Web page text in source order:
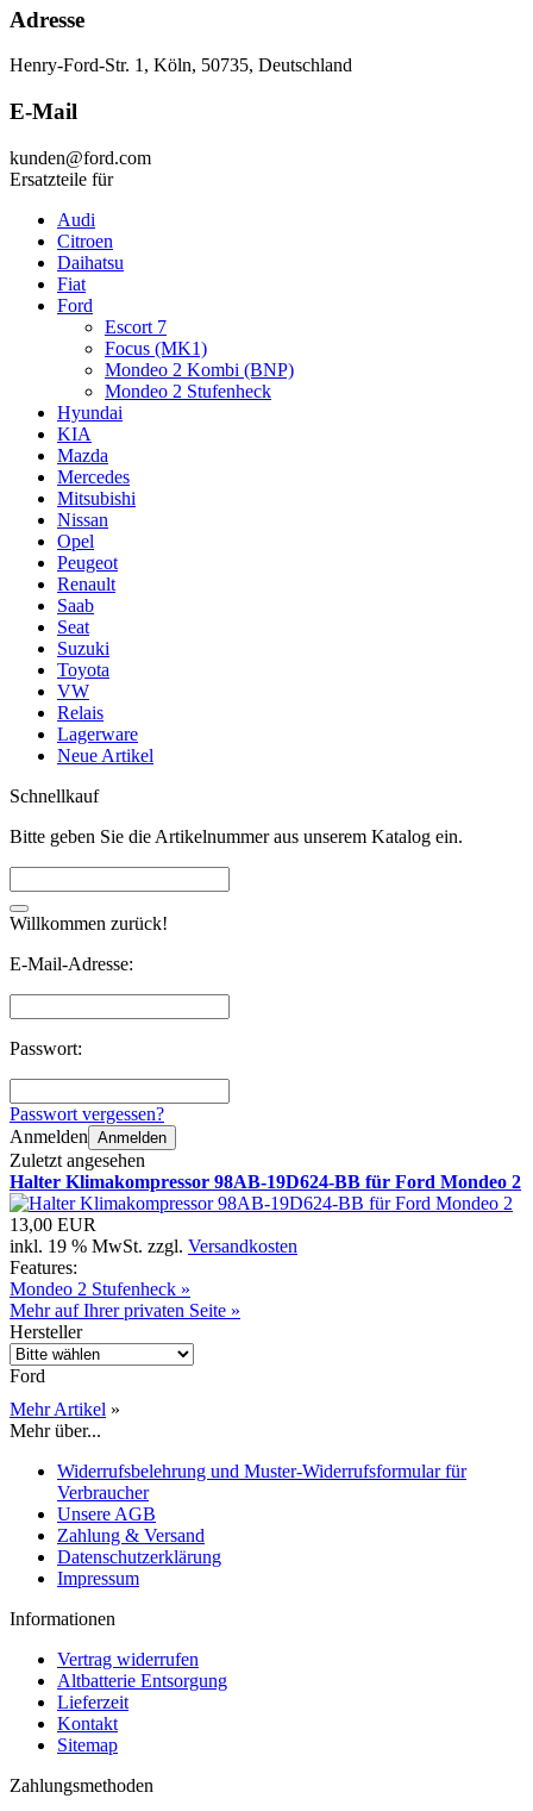
Adresse
Henry-Ford-Str. 1, Köln, 50735, Deutschland
E-Mail
kunden@ford.com
Ersatzteile für
Audi
Citroen
Daihatsu
Fiat
Ford
Escort 7
Focus (MK1)
Mondeo 2 Kombi (BNP)
Mondeo 2 Stufenheck
Hyundai
KIA
Mazda
Mercedes
Mitsubishi
Nissan
Opel
Peugeot
Renault
Saab
Seat
Suzuki
Toyota
VW
Relais
Lagerware
Neue Artikel
Schnellkauf
Bitte geben Sie die Artikelnummer aus unserem Katalog ein.
Willkommen zurück!
E-Mail-Adresse:
Passwort:
Passwort vergessen?
Anmelden Anmelden
Zuletzt angesehen
Halter Klimakompressor 98AB-19D624-BB für Ford Mondeo 2
13,00 EUR
inkl. 19 % MwSt. zzgl. Versandkosten
Features:
Mondeo 2 Stufenheck »
Mehr auf Ihrer privaten Seite »
Hersteller
Ford
Mehr Artikel »
Mehr über...
Widerrufsbelehrung und Muster-Widerrufsformular für
Verbraucher
Unsere AGB
Zahlung & Versand
Datenschutzerklärung
Impressum
Informationen
Vertrag widerrufen
Altbatterie Entsorgung
Lieferzeit
Kontakt
Sitemap
Zahlungsmethoden